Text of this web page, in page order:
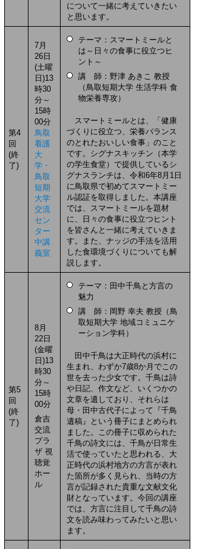
について一緒に考えていきたい
と思います。
第4
回
(終
了)
7月
26日
(土曜
日)13
時30
分～
15時
00分
鳥取
看護
大
学・
鳥取
短期
大学
交流
セン
ター
中講
義室
テーマ：スマートミールと
は～日々の食事に役立つヒ
ント～
講 師：野津 あきこ 教授
（鳥取短期大学 生活学科 食
物栄養専攻）
スマートミールとは、「健康
づくりに役立つ、栄養バランス
のとれたおいしい食事」のこと
です。シグナスキッチン（本学
の学生食堂）で提供しているシ
グナスランチは、令和6年8月1日
に鳥取県で初めてスマートミー
ル認証を取得しました。本講座
では、スマートミールを題材
に、日々の食事に役立つヒント
を皆さんと一緒に考えていきま
す。また、ナッジの手法を活用
した食環境づくりについても解
説します。
第5
回
(終
了)
8月
22日
(金曜
日)13
時30
分～
15時
00分
倉吉
交流
プラ
ザ 視
聴覚
ホー
ル
テーマ：田中千鳥と方言の
魅力
講 師：岡野 幸夫 教授（鳥
取短期大学 地域コミュニケ
ーション学科）
田中千鳥は大正時代の浜村に
生まれ、わずか7歳8か月でこの
世を去った少女です。千鳥は詩
や日記、作文など、いくつかの
文章を遺しており、それらは
母・田中古代子によって『千鳥
遺稿』という冊子にまとめられ
ました。この冊子に収められた
千鳥の詩文には、千鳥が日常生
活で使っていたと思われる、大
正時代の浜村地方の方言が表れ
た箇所が多く見られ、当時の方
言が記録された貴重な文献文化
財となっています。今回の講座
では、方言に注目して千鳥の詩
文を読み味わってみたいと思い
ます。